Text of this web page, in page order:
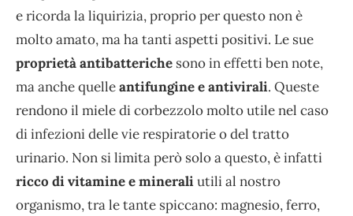
e ricorda la liquirizia, proprio per questo non è
molto amato, ma ha tanti aspetti positivi. Le sue
proprietà antibatteriche sono in effetti ben note,
ma anche quelleantifungine e antivirali. Queste
rendono il miele di corbezzolo molto utile nel caso
di infezioni delle vie respiratorie o del tratto
urinario. Non si limita però solo a questo, è infatti
ricco di vitamine e mineraliutili al nostro
organismo, tra le tante spiccano: magnesio, ferro,